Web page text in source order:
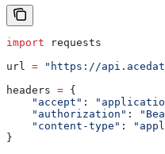
import requests
url = "https://
headers = {
    "accept"
:
    "authorization"
:
    "content-type"
:
}